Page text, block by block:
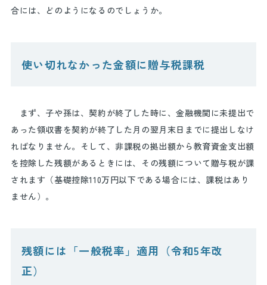
合には、どのようになるのでしょうか。
使い切れなかった金額に贈与税課税
まず、子や孫は、契約が終了した時に、金融機関に未提出で
あった領収書を契約が終了した月の翌月末日までに提出しなけ
ればなりません。そして、非課税の拠出額から教育資金支出額
を控除した残額があるときには、その残額について贈与税が課
されます（基礎控除110万円以下である場合には、課税はあり
ません）。
残額には「一般税率」適用（令和5年改
正）